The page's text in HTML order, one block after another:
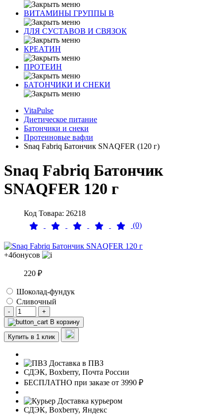
ВИТАМИНЫ ГРУППЫ В
ДЛЯ СУСТАВОВ И СВЯЗОК
КРЕАТИН
ПРОТЕИН
БАТОНЧИКИ И СНЕКИ
VitaPulse
Диетическое питание
Батончики и снеки
Протеиновые вафли
Snaq Fabriq Батончик SNAQFER (120 г)
Snaq Fabriq Батончик
SNAQFER 120 г
Код Товара: 26218
(0)
+4бонусов
220 ₽
Шоколад-фундук
Сливочный
-
+
В корзину
Купить в 1 клик
Доставка в ПВЗ
СДЭК, Boxberry, Почта России
БЕСПЛАТНО при заказе от 3990 ₽
Доставка курьером
СДЭК, Boxberry, Яндекс